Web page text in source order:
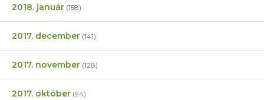
2018. január (158)
2017. december (141)
2017. november (128)
2017. október (94)